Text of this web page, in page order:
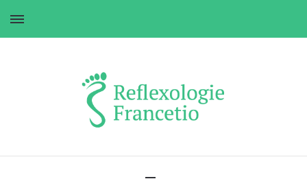
Réflexologie Francetio